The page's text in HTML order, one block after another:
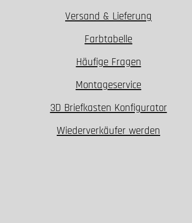
Versand & Lieferung
Farbtabelle
Häufige Fragen
Montageservice
3D Briefkasten Konfigurator
Wiederverkäufer werden